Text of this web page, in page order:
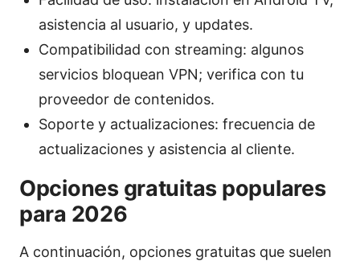
asistencia al usuario, y updates.
Compatibilidad con streaming: algunos
servicios bloquean VPN; verifica con tu
proveedor de contenidos.
Soporte y actualizaciones: frecuencia de
actualizaciones y asistencia al cliente.
Opciones gratuitas populares
para 2026
A continuación, opciones gratuitas que suelen